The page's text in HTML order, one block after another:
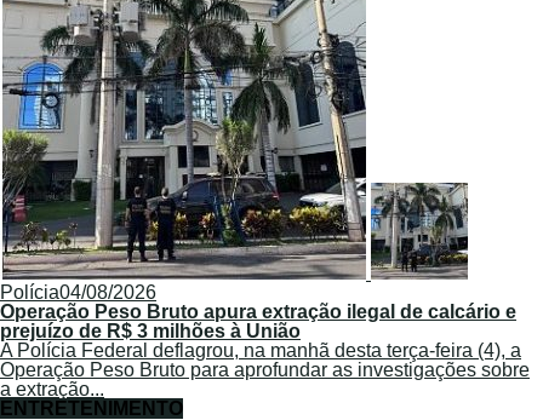
Polícia04/08/2026
Operação Peso Bruto apura extração ilegal de calcário e
prejuízo de R$ 3 milhões à União
A Polícia Federal deflagrou, na manhã desta terça-feira (4), a
Operação Peso Bruto para aprofundar as investigações sobre
a extração...
ENTRETENIMENTO